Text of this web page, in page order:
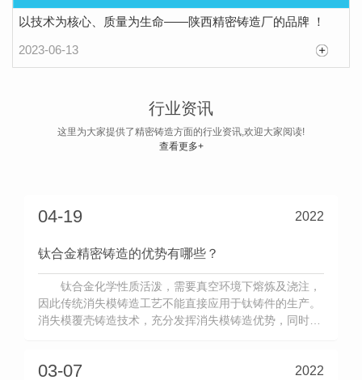
以技术为核心、质量为生命——陕西精密铸造厂的品牌 ！
2023-06-13
行业资讯
这里为大家提供了精密铸造方面的行业资讯,欢迎大家阅读!
查看更多+
精密铸造广泛采用的制壳工艺有哪些？
四种：A.水玻璃壳； B. 复合外壳； C. 硅溶胶壳（低
温蜡）； D.硅溶胶壳（中温蜡））。前3种方案均使
75%以上。经过精密铸造行业同仁半个世纪的不懈努
04-19 2022
钛合金精密铸造的优势有哪些？
钛合金化学性质活泼，需要真空环境下熔炼及浇注，
因此传统消失模铸造工艺不能直接应用于钛铸件的生产。
消失模覆壳铸造技术，充分发挥消失模铸造优势，同时与
得接近于钛合金熔模精密铸造精度和表面品质。与机加工
03-07 2022